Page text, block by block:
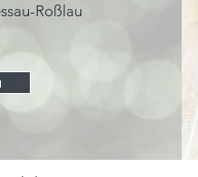
Roßlau